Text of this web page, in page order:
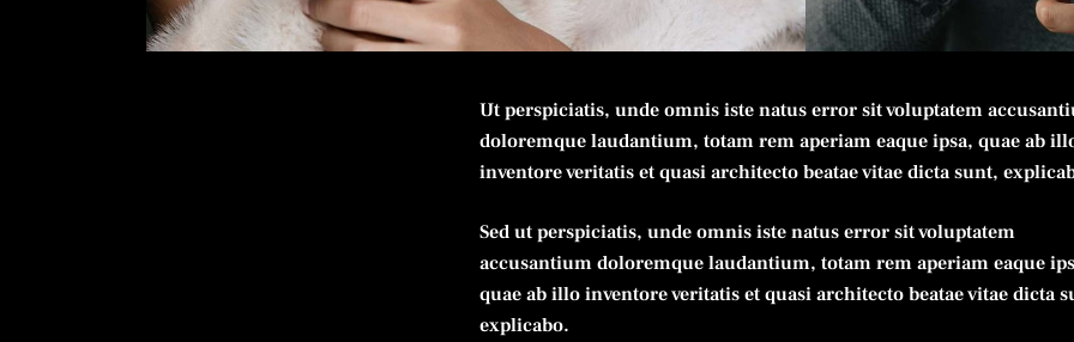
Ut perspiciatis, unde omnis iste natus error sit voluptatem
doloremque laudantium, totam rem aperiam eaque ipsa, quae ab
inventore veritatis et quasi architecto beatae vitae dicta sunt,
Sed ut perspiciatis, unde omnis iste natus error sit voluptatem
accusantium doloremque laudantium, totam rem aperiam eaque
quae ab illo inventore veritatis et quasi architecto beatae vitae dicta
explicabo.